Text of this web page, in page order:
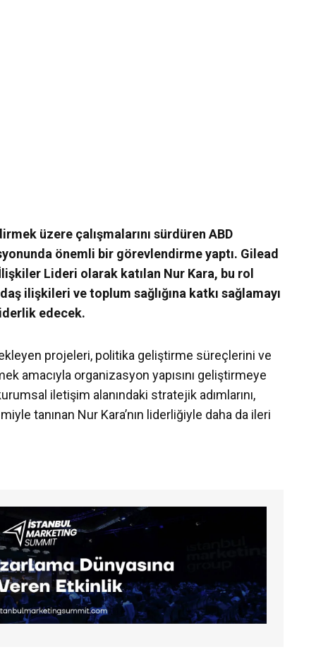
üzere çalışmalarını sürdüren ABD
önemli bir görevlendirme yaptı. Gilead
Lideri olarak katılan Nur Kara, bu rol
ilişkileri ve toplum sağlığına katkı sağlamayı
edecek.
projeleri, politika geliştirme süreçlerini ve
amacıyla organizasyon yapısını geliştirmeye
iletişim alanındaki stratejik adımlarını,
tanınan Nur Kara’nın liderliğiyle daha da ileri